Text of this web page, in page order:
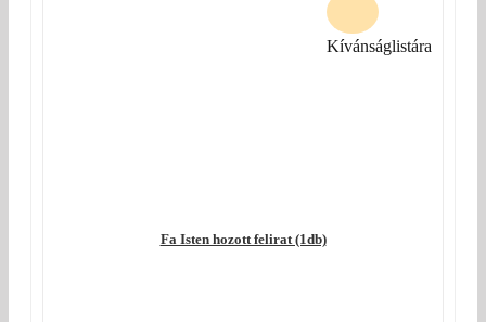
Fa Isten hozott felirat (1db)
Kívánságlistára